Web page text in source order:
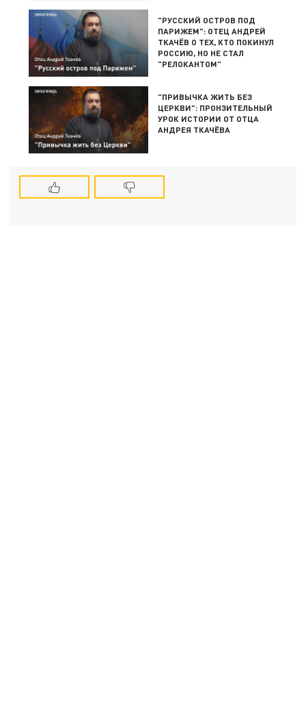
"РУССКИЙ ОСТРОВ ПОД
ПАРИЖЕМ": ОТЕЦ АНДРЕЙ
ТКАЧЁВ О ТЕХ, КТО ПОКИНУЛ
РОССИЮ, НО НЕ СТАЛ
"РЕЛОКАНТОМ"
"ПРИВЫЧКА ЖИТЬ БЕЗ
ЦЕРКВИ": ПРОНЗИТЕЛЬНЫЙ
УРОК ИСТОРИИ ОТ ОТЦА
АНДРЕЯ ТКАЧЁВА